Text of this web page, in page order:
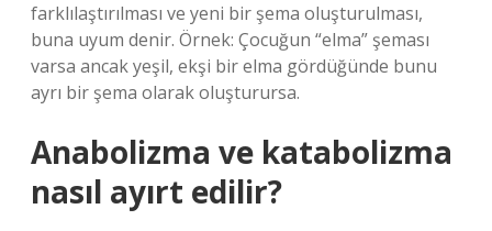
farklılaştırılması ve yeni bir şema oluşturulması,
buna uyum denir. Örnek: Çocuğun “elma” şeması
varsa ancak yeşil, ekşi bir elma gördüğünde bunu
ayrı bir şema olarak oluşturursa.
Anabolizma ve katabolizma
nasıl ayırt edilir?